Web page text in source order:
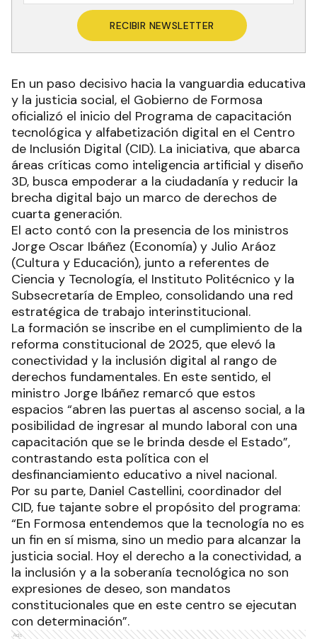
RECIBIR NEWSLETTER
En un paso decisivo hacia la vanguardia educativa
y la justicia social, el Gobierno de Formosa
oficializó el inicio del Programa de capacitación
tecnológica y alfabetización digital en el Centro
de Inclusión Digital (CID). La iniciativa, que abarca
áreas críticas como inteligencia artificial y diseño
3D, busca empoderar a la ciudadanía y reducir la
brecha digital bajo un marco de derechos de
cuarta generación.
El acto contó con la presencia de los ministros
Jorge Oscar Ibáñez (Economía) y Julio Aráoz
(Cultura y Educación), junto a referentes de
Ciencia y Tecnología, el Instituto Politécnico y la
Subsecretaría de Empleo, consolidando una red
estratégica de trabajo interinstitucional.
La formación se inscribe en el cumplimiento de la
reforma constitucional de 2025, que elevó la
conectividad y la inclusión digital al rango de
derechos fundamentales. En este sentido, el
ministro Jorge Ibáñez remarcó que estos
espacios “abren las puertas al ascenso social, a la
posibilidad de ingresar al mundo laboral con una
capacitación que se le brinda desde el Estado”,
contrastando esta política con el
desfinanciamiento educativo a nivel nacional.
Por su parte, Daniel Castellini, coordinador del
CID, fue tajante sobre el propósito del programa:
“En Formosa entendemos que la tecnología no es
un fin en sí misma, sino un medio para alcanzar la
justicia social. Hoy el derecho a la conectividad, a
la inclusión y a la soberanía tecnológica no son
expresiones de deseo, son mandatos
constitucionales que en este centro se ejecutan
con determinación”.
Ads